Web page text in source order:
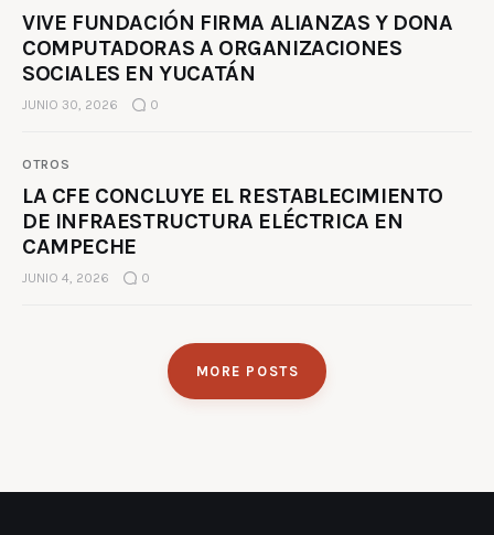
VIVE FUNDACIÓN FIRMA ALIANZAS Y DONA
COMPUTADORAS A ORGANIZACIONES
SOCIALES EN YUCATÁN
JUNIO 30, 2026 0
OTROS
LA CFE CONCLUYE EL RESTABLECIMIENTO
DE INFRAESTRUCTURA ELÉCTRICA EN
CAMPECHE
JUNIO 4, 2026 0
MORE POSTS